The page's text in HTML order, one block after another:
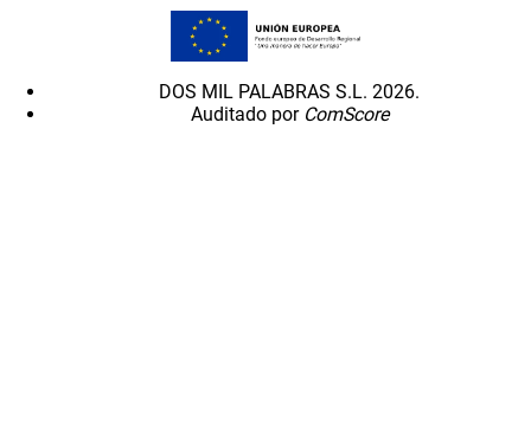
DOS MIL PALABRAS S.L. 2026.
Auditado por ComScore